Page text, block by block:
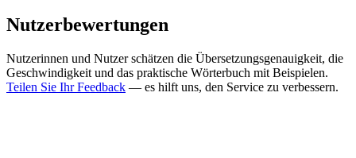
Nutzerbewertungen
Nutzerinnen und Nutzer schätzen die Übersetzungsgenauigkeit, die
Geschwindigkeit und das praktische Wörterbuch mit Beispielen.
Teilen Sie Ihr Feedback — es hilft uns, den Service zu verbessern.